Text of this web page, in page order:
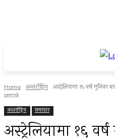
Home अन्तर्राष्ट्रिय अस्ट्रेलियामा १६ वर्ष मुनिका
लगाउने
अन्तर्राष्ट्रिय समाचार
अस्ट्रेलियामा १६